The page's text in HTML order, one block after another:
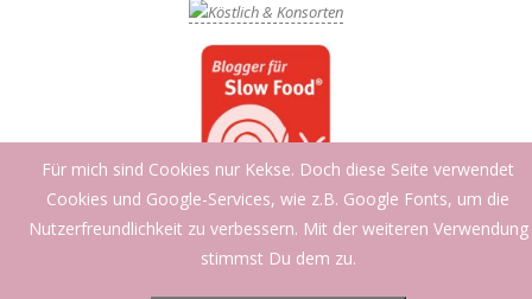
Für mich sind Cookies nur Kekse. Doch diese Seite verwendet
Cookies und Google-Services, wie z.B. Google Fonts, um die
Nutzerfreundlichkeit zu verbessern. Mit der weiteren Verwendung
stimmst Du dem zu.